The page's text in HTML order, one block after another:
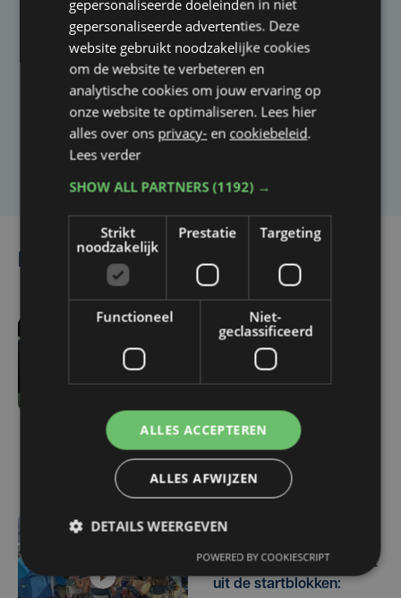
Taalfout opgemerkt?
Heb je een taal- of schrijffout opgemerkt in dit
artikel?
Laat het ons weten
Lees ook
Alcatraz voor het eerst
volledig uitverkocht:
Channel Zero neemt
afscheid van
festivalpodia
Festival Dranouter schiet
uit de startblokken:
gepersonaliseerde doeleinden in niet
gepersonaliseerde advertenties. Deze
website gebruikt noodzakelijke cookies
om de website te verbeteren en
analytische cookies om jouw ervaring op
onze website te optimaliseren. Lees hier
alles over ons privacy- en cookiebeleid.
Lees verder
SHOW ALL PARTNERS(1192) →
Strikt
noodzakelijk
Prestatie Targeting
Functioneel
Niet-
geclassificeerd
ALLES ACCEPTEREN
ALLES AFWIJZEN
DETAILS WEERGEVEN
POWERED BY COOKIESCRIPT